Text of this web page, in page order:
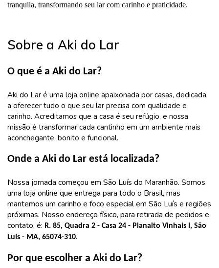
tranquila, transformando seu lar com carinho e praticidade.
Sobre a Aki do Lar
O que é a Aki do Lar?
Aki do Lar é uma loja online apaixonada por casas, dedicada
a oferecer tudo o que seu lar precisa com qualidade e
carinho. Acreditamos que a casa é seu refúgio, e nossa
missão é transformar cada cantinho em um ambiente mais
aconchegante, bonito e funcional.
Onde a Aki do Lar está localizada?
Nossa jornada começou em São Luís do Maranhão. Somos
uma loja online que entrega para todo o Brasil, mas
mantemos um carinho e foco especial em São Luís e regiões
próximas. Nosso endereço físico, para retirada de pedidos e
contato, é: R. 85, Quadra 2 - Casa 24 - Planalto Vinhais I, São
Luís - MA, 65074-310.
Por que escolher a Aki do Lar?